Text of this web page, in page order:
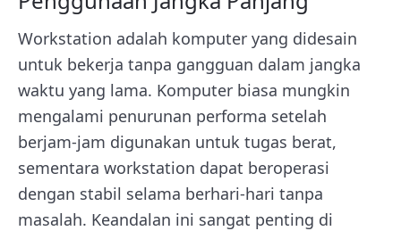
Workstation adalah komputer yang didesain
untuk bekerja tanpa gangguan dalam jangka
waktu yang lama. Komputer biasa mungkin
mengalami penurunan performa setelah
berjam-jam digunakan untuk tugas berat,
sementara workstation dapat beroperasi
dengan stabil selama berhari-hari tanpa
masalah. Keandalan ini sangat penting di